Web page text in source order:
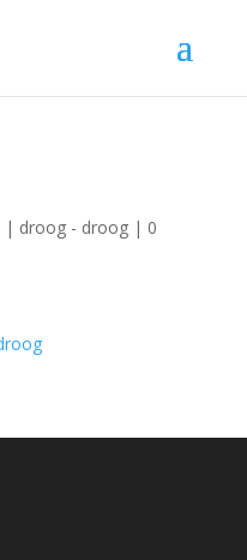
| droog - droog| 0